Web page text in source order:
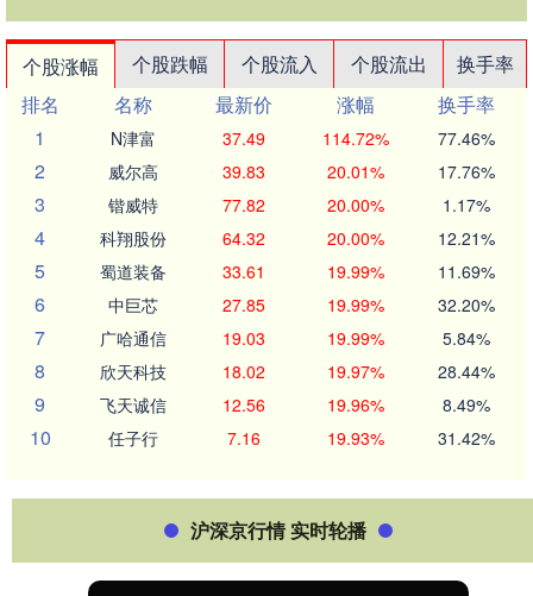
个股涨幅 个股跌幅 个股流入 个股流出
换手率
排名
名称 最新价 涨幅
换手率
1
N津富 37.49 114.72% 77.46%
2 威尔高 39.83 20.01% 17.76%
3 锴威特 77.82 20.00% 1.17%
4 科翔股份 64.32 20.00% 12.21%
5 蜀道装备 33.61 19.99% 11.69%
6 中巨芯 27.85 19.99% 32.20%
7 广哈通信 19.03 19.99% 5.84%
8 欣天科技 18.02 19.97% 28.44%
9 飞天诚信 12.56 19.96% 8.49%
10 任子行 7.16 19.93% 31.42%
沪深京行情 实时轮播